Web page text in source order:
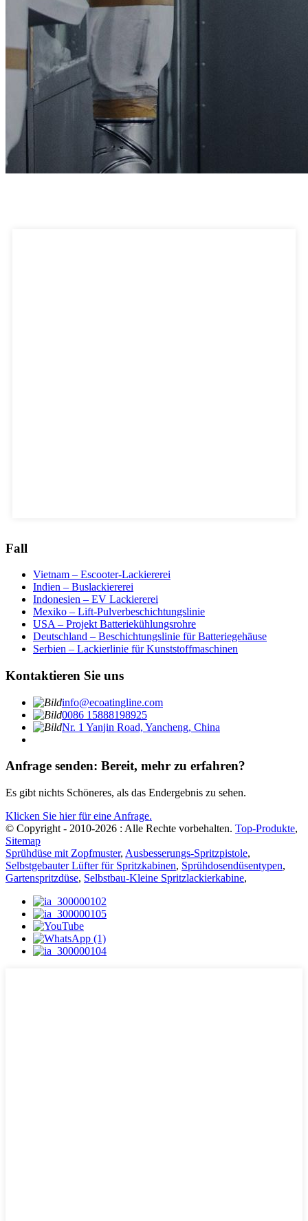
Fall
Vietnam – Escooter-Lackiererei
Indien – Buslackiererei
Indonesien – EV Lackiererei
Mexiko – Lift-Pulverbeschichtungslinie
USA – Projekt Batteriekühlungsrohre
Deutschland – Beschichtungslinie für Batteriegehäuse
Serbien – Lackierlinie für Kunststoffmaschinen
Kontaktieren Sie uns
info@ecoatingline.com
0086 15888198925
Nr. 1 Yanjin Road, Yancheng, China
Anfrage senden: Bereit, mehr zu erfahren?
Es gibt nichts Schöneres, als das Endergebnis zu sehen.
Klicken Sie hier für eine Anfrage.
© Copyright - 2010-2026 : Alle Rechte vorbehalten. Top-Produkte,
Sitemap
Sprühdüse mit Zopfmuster, Ausbesserungs-Spritzpistole,
Selbstgebauter Lüfter für Spritzkabinen, Sprühdosendüsentypen,
Gartenspritzdüse, Selbstbau-Kleine Spritzlackierkabine,